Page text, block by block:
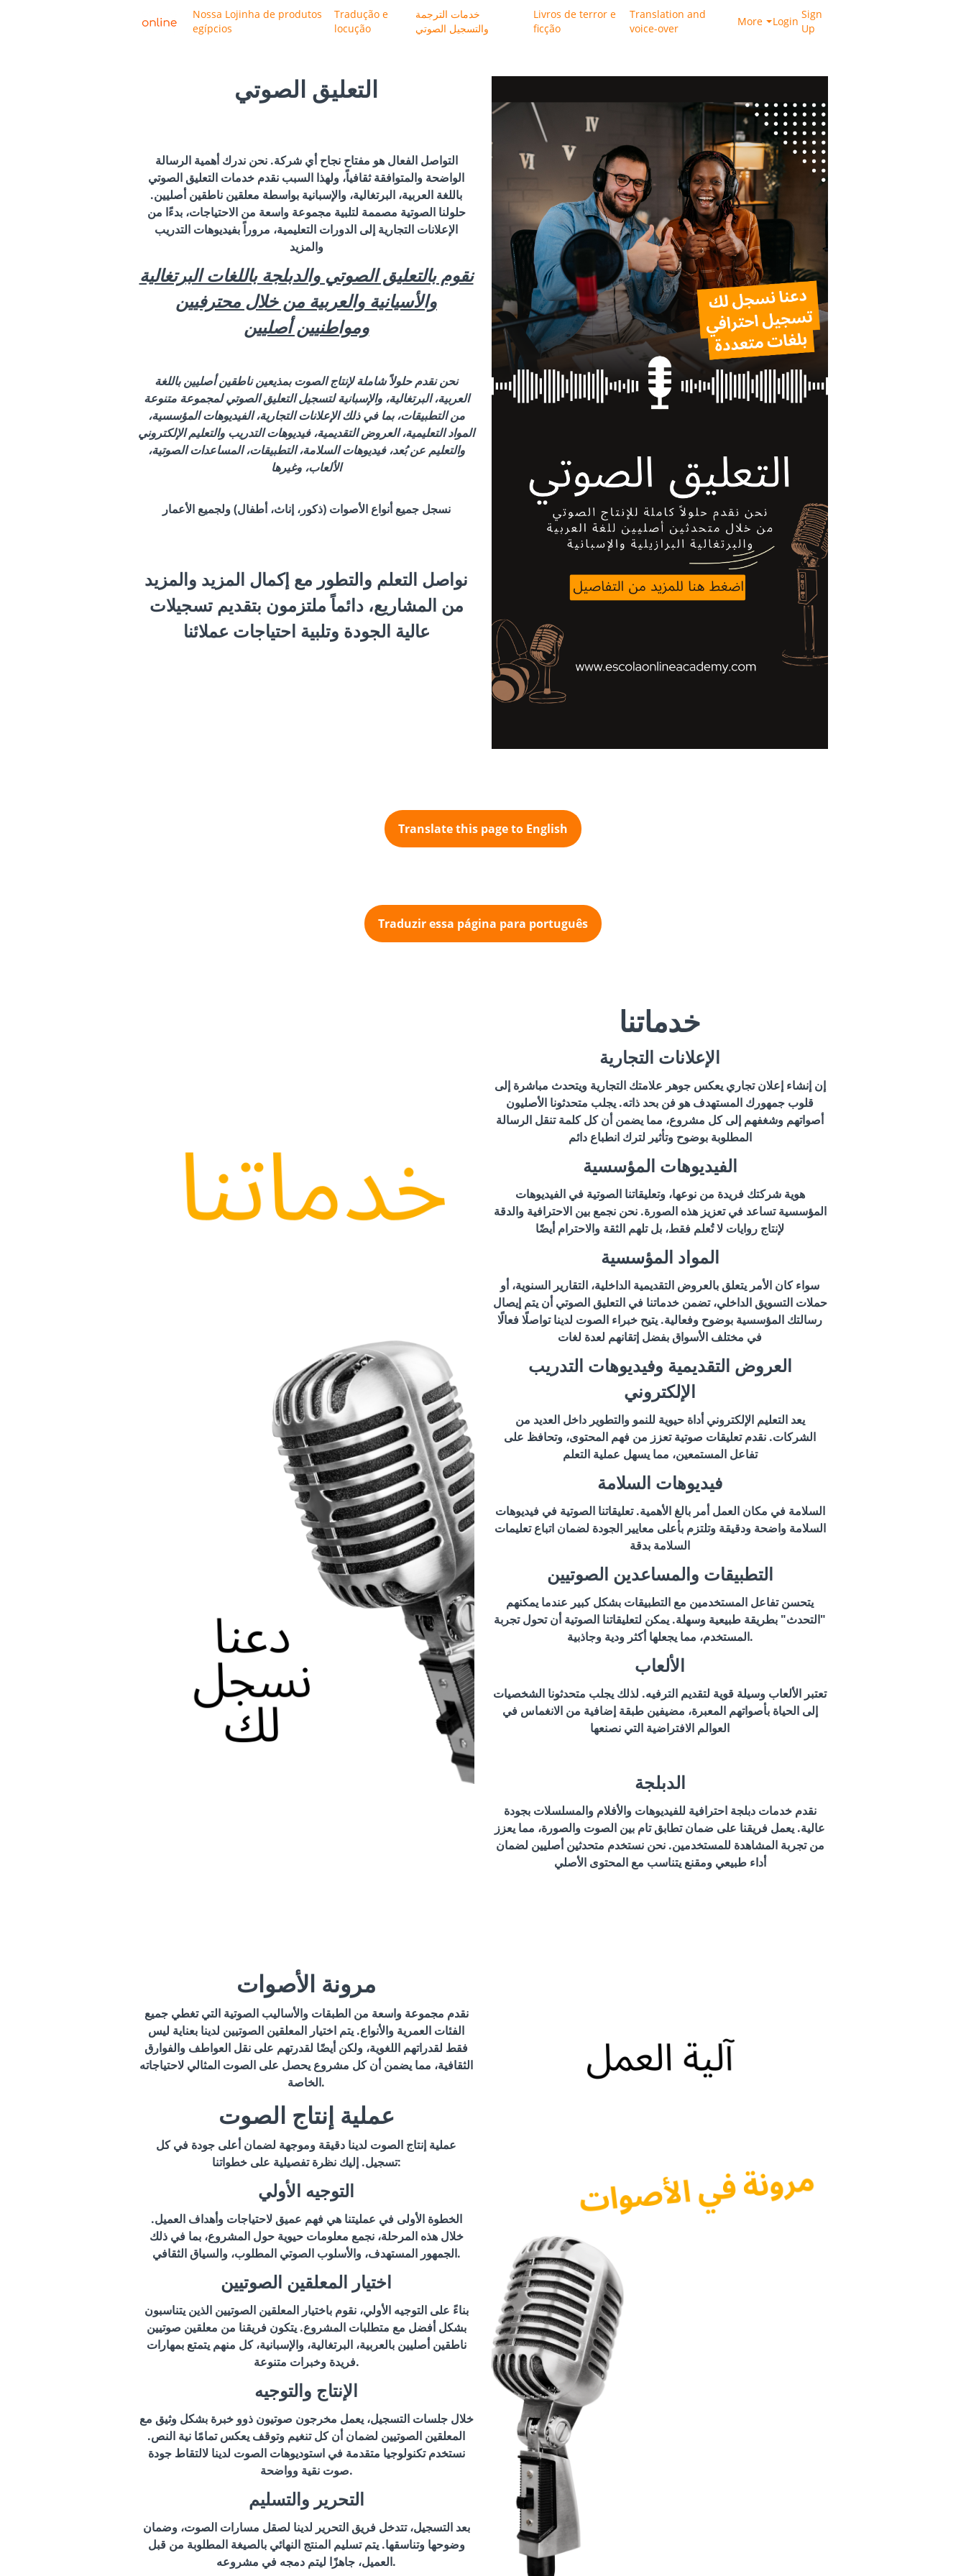
Nossa Lojinha de produtos
egípcios
Tradução e
locução
خدمات الترجمة
والتسجيل الصوتي
Livros de terror e
ficção
Translation and
voice-over
More Login
Sign
Up
التعليق الصوتي
التواصل الفعال هو مفتاح نجاح أي شركة. نحن ندرك أهمية الرسالة
الواضحة والمتوافقة ثقافياً، ولهذا السبب نقدم خدمات التعليق الصوتي
باللغة العربية، البرتغالية، والإسبانية بواسطة معلقين ناطقين أصليين.
حلولنا الصوتية مصممة لتلبية مجموعة واسعة من الاحتياجات، بدءًا من
الإعلانات التجارية إلى الدورات التعليمية، مروراً بفيديوهات التدريب
والمزيد
نقوم بالتعليق الصوتي والدبلجة باللغات البرتغالية
والأسيانية والعربية من خلال محترفيين
ومواطنيين أصليين
نحن نقدم حلولاً شاملة لإنتاج الصوت بمذيعين ناطقين أصليين باللغة
العربية، البرتغالية، والإسبانية لتسجيل التعليق الصوتي لمجموعة متنوعة
من التطبيقات، بما في ذلك الإعلانات التجارية، الفيديوهات المؤسسية،
المواد التعليمية، العروض التقديمية، فيديوهات التدريب والتعليم الإلكتروني
والتعليم عن بُعد، فيديوهات السلامة، التطبيقات، المساعدات الصوتية،
الألعاب، وغيرها
نسجل جميع أنواع الأصوات (ذكور، إناث، أطفال) ولجميع الأعمار
نواصل التعلم والتطور مع إكمال المزيد والمزيد
من المشاريع، دائماً ملتزمون بتقديم تسجيلات
عالية الجودة وتلبية احتياجات عملائنا
Translate this page to English
Traduzir essa página para português
خدماتنا
الإعلانات التجارية
إن إنشاء إعلان تجاري يعكس جوهر علامتك التجارية ويتحدث مباشرة إلى
قلوب جمهورك المستهدف هو فن بحد ذاته. يجلب متحدثونا الأصليون
أصواتهم وشغفهم إلى كل مشروع، مما يضمن أن كل كلمة تنقل الرسالة
المطلوبة بوضوح وتأثير لترك انطباع دائم
الفيديوهات المؤسسية
هوية شركتك فريدة من نوعها، وتعليقاتنا الصوتية في الفيديوهات
المؤسسية تساعد في تعزيز هذه الصورة. نحن نجمع بين الاحترافية والدقة
لإنتاج روايات لا تُعلم فقط، بل تلهم الثقة والاحترام أيضًا
المواد المؤسسية
سواء كان الأمر يتعلق بالعروض التقديمية الداخلية، التقارير السنوية، أو
حملات التسويق الداخلي، تضمن خدماتنا في التعليق الصوتي أن يتم إيصال
رسالتك المؤسسية بوضوح وفعالية. يتيح خبراء الصوت لدينا تواصلًا فعالًا
في مختلف الأسواق بفضل إتقانهم لعدة لغات
العروض التقديمية وفيديوهات التدريب
الإلكتروني
يعد التعليم الإلكتروني أداة حيوية للنمو والتطوير داخل العديد من
الشركات. نقدم تعليقات صوتية تعزز من فهم المحتوى، وتحافظ على
تفاعل المستمعين، مما يسهل عملية التعلم
فيديوهات السلامة
السلامة في مكان العمل أمر بالغ الأهمية. تعليقاتنا الصوتية في فيديوهات
السلامة واضحة ودقيقة وتلتزم بأعلى معايير الجودة لضمان اتباع تعليمات
السلامة بدقة
التطبيقات والمساعدين الصوتيين
يتحسن تفاعل المستخدمين مع التطبيقات بشكل كبير عندما يمكنهم
"التحدث" بطريقة طبيعية وسهلة. يمكن لتعليقاتنا الصوتية أن تحول تجربة
المستخدم، مما يجعلها أكثر ودية وجاذبية.
الألعاب
تعتبر الألعاب وسيلة قوية لتقديم الترفيه. لذلك يجلب متحدثونا الشخصيات
إلى الحياة بأصواتهم المعبرة، مضيفين طبقة إضافية من الانغماس في
العوالم الافتراضية التي نصنعها
الدبلجة
نقدم خدمات دبلجة احترافية للفيديوهات والأفلام والمسلسلات بجودة
عالية. يعمل فريقنا على ضمان تطابق تام بين الصوت والصورة، مما يعزز
من تجربة المشاهدة للمستخدمين. نحن نستخدم متحدثين أصليين لضمان
أداء طبيعي ومقنع يتناسب مع المحتوى الأصلي
مرونة الأصوات
نقدم مجموعة واسعة من الطبقات والأساليب الصوتية التي تغطي جميع
الفئات العمرية والأنواع. يتم اختيار المعلقين الصوتيين لدينا بعناية ليس
فقط لقدراتهم اللغوية، ولكن أيضًا لقدرتهم على نقل العواطف والفوارق
الثقافية، مما يضمن أن كل مشروع يحصل على الصوت المثالي لاحتياجاته
الخاصة.
عملية إنتاج الصوت
عملية إنتاج الصوت لدينا دقيقة وموجهة لضمان أعلى جودة في كل
تسجيل. إليك نظرة تفصيلية على خطواتنا:
التوجيه الأولي
الخطوة الأولى في عمليتنا هي فهم عميق لاحتياجات وأهداف العميل.
خلال هذه المرحلة، نجمع معلومات حيوية حول المشروع، بما في ذلك
الجمهور المستهدف، والأسلوب الصوتي المطلوب، والسياق الثقافي.
اختيار المعلقين الصوتيين
بناءً على التوجيه الأولي، نقوم باختيار المعلقين الصوتيين الذين يتناسبون
بشكل أفضل مع متطلبات المشروع. يتكون فريقنا من معلقين صوتيين
ناطقين أصليين بالعربية، البرتغالية، والإسبانية، كل منهم يتمتع بمهارات
فريدة وخبرات متنوعة.
الإنتاج والتوجيه
خلال جلسات التسجيل، يعمل مخرجون صوتيون ذوو خبرة بشكل وثيق مع
المعلقين الصوتيين لضمان أن كل تنغيم وتوقف يعكس تمامًا نية النص.
نستخدم تكنولوجيا متقدمة في استوديوهات الصوت لدينا لالتقاط جودة
صوت نقية وواضحة.
التحرير والتسليم
بعد التسجيل، تتدخل فريق التحرير لدينا لصقل مسارات الصوت، وضمان
وضوحها وتناسقها. يتم تسليم المنتج النهائي بالصيغة المطلوبة من قبل
العميل، جاهزًا ليتم دمجه في مشروعه.